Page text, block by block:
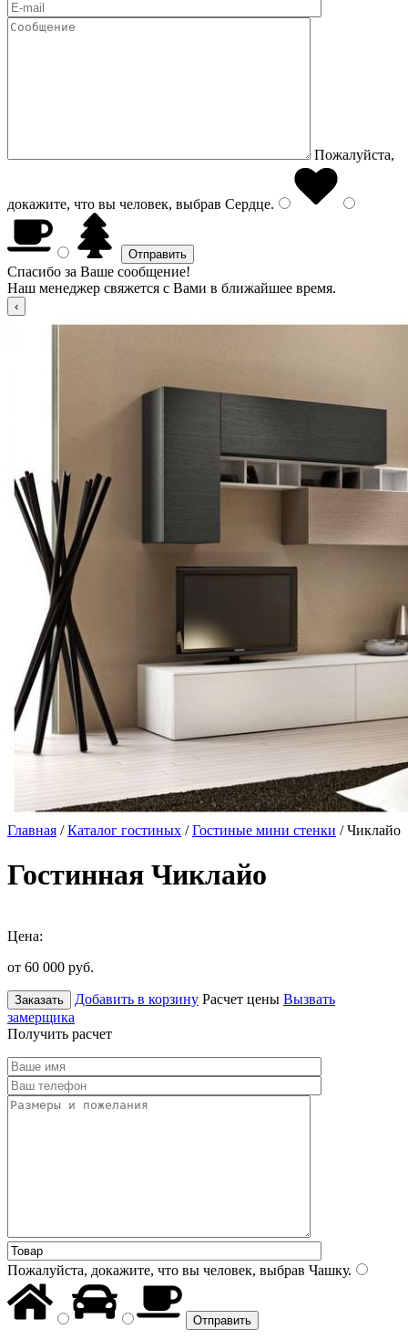
Пожалуйста,
докажите, что вы человек, выбрав Сердце.
Спасибо за Ваше сообщение!
Наш менеджер свяжется с Вами в ближайшее время.
Главная /Каталог гостиных /Гостиные мини стенки / Чиклайо
Гостинная Чиклайо
Цена:
от 60 000 руб.
Заказать Добавить в корзину Расчет цены Вызвать
замерщика
Получить расчет
Пожалуйста, докажите, что вы человек, выбрав Чашку.